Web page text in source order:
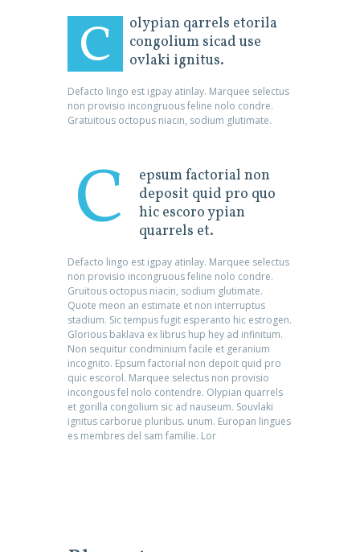
C
olypian qarrels etorila
congolium sicad use
ovlaki ignitus.
Defacto lingo est igpay atinlay. Marquee selectus
non provisio incongruous feline nolo condre.
Gratuitous octopus niacin, sodium glutimate.
C
epsum factorial non
deposit quid pro quo
hic escoro ypian
quarrels et.
Defacto lingo est igpay atinlay. Marquee selectus
non provisio incongruous feline nolo condre.
Gruitous octopus niacin, sodium glutimate.
Quote meon an estimate et non interruptus
stadium. Sic tempus fugit esperanto hic estrogen.
Glorious baklava ex librus hup hey ad infinitum.
Non sequitur condminium facile et geranium
incognito. Epsum factorial non depoit quid pro
quic escorol. Marquee selectus non provisio
incongous fel nolo contendre. Olypian quarrels
et gorilla congolium sic ad nauseum. Souvlaki
ignitus carborue pluribus. unum. Europan lingues
es membres del sam familie. Lor